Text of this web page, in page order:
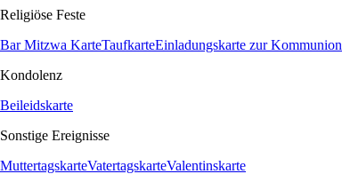
Religiöse Feste
Bar Mitzwa KarteTaufkarteEinladungskarte zur Kommunion
Kondolenz
Beileidskarte
Sonstige Ereignisse
MuttertagskarteVatertagskarteValentinskarte